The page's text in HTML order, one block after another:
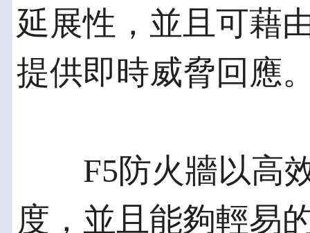
延展性，並且可藉
提供即時威脅回應
F5防火牆以高效
度，並且能夠輕易